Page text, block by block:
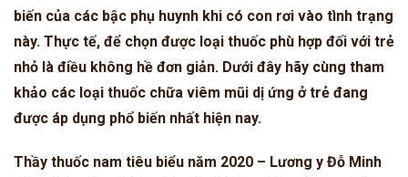
biến của các bậc phụ huynh khi có con rơi vào tình trạng
này. Thực tế, để chọn được loại thuốc phù hợp đối với trẻ
nhỏ là điều không hề đơn giản. Dưới đây hãy cùng tham
khảo các loại thuốc chữa viêm mũi dị ứng ở trẻ đang
được áp dụng phổ biến nhất hiện nay.
Thầy thuốc nam tiêu biểu năm 2020 – Lương y Đỗ Minh